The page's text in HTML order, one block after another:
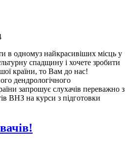
в одномуз найкрасивіших місць у
спадщину і хочете зробити
країни, то Вам до нас!
дендрологічного
запрошує слухачів переважно з
ВНЗ на курси з підготовки